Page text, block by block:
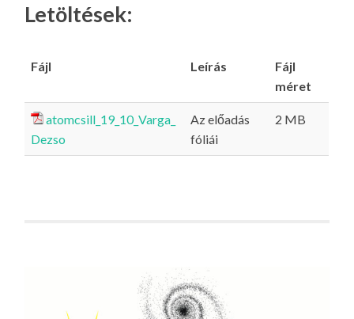
Letöltések:
Fájl Leírás
Fájl
méret
atomcsill_19_10_Varga_
Dezso
Az előadás
fóliái
2 MB